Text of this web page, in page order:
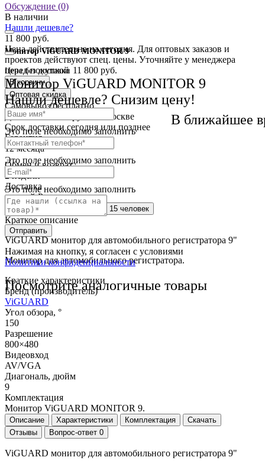
Обсуждение (0)
Монитор ViGUARD MONITOR 9
Цена без доставки 11 800 руб.
Монитор ViGUARD MONITOR 9
Нашли дешевле? Снизим цену!
Это поле необходимо заполнить
Это поле необходимо заполнить
Это поле необходимо заполнить
Отправить
Нажимая на кнопку, я согласен с условиями
Политики конфиденциальности
Посмотрите аналогичные товары
В наличии
Нашли дешевле?
В ближайшее
11 800 руб.
Цена действительна на сегодня. Для оптовых заказов и
проектов действуют спец. цены. Уточняйте у менеджера
перед покупкой
В корзину
Оптовая скидка
Самовывоз бесплатно
Доставка от 250 руб. по Москве
Cрок доставки сегодня или позднее
Гарантия
12 месяца
Обмен и возврат
2 недели
Доставка
по всей России
Сейчас этот товар смотрят 15 человек
Краткое описание
ViGUARD монитор для автомобильного регистратора 9"
Монитор для автомобильного регистратора.
Краткие характеристики
Бренд (производитель)
ViGUARD
Угол обзора, °
150
Разрешение
800×480
Видеовход
AV/VGA
Диагональ, дюйм
9
Комплектация
Монитор ViGUARD MONITOR 9.
Описание Характеристики Комплектация
Скачать
Отзывы
Вопрос-ответ 0
ViGUARD монитор для автомобильного регистратора 9"